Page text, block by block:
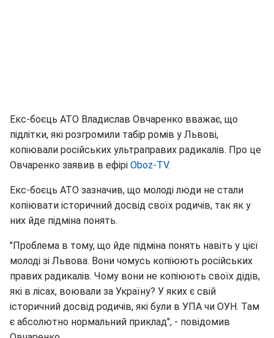
Екс-боєць АТО Владислав Овчаренко вважає, що
підлітки, які розгромили табір ромів у Львові,
копіювали російських ультраправих радикалів. Про це
Овчаренко заявив в ефірі Oboz-TV.
Екс-боєць АТО зазначив, що молоді люди не стали
копіювати історичний досвід своїх родичів, так як у
них йде підміна понять.
"Проблема в тому, що йде підміна понять навіть у цієї
молоді зі Львова. Вони чомусь копіюють російських
правих радикалів. Чому вони не копіюють своїх дідів,
які в лісах, воювали за Україну? У яких є свій
історичний досвід родичів, які були в УПА чи ОУН. Там
є абсолютно нормальний приклад", - повідомив